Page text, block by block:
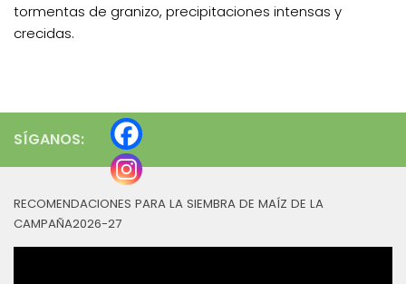
tormentas de granizo, precipitaciones intensas y
crecidas.
SÍGANOS:
RECOMENDACIONES PARA LA SIEMBRA DE MAÍZ DE LA
CAMPAÑA2026-27